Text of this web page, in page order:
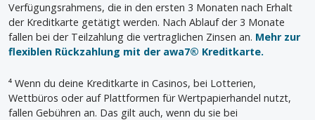
Verfügungsrahmens, die in den ersten 3 Monaten nach Erhalt
der Kreditkarte getätigt werden. Nach Ablauf der 3 Monate
fallen bei der Teilzahlung die vertraglichen Zinsen an. Mehr zur
flexiblen Rückzahlung mit der awa7® Kreditkarte.
⁴ Wenn du deine Kreditkarte in Casinos, bei Lotterien,
Wettbüros oder auf Plattformen für Wertpapierhandel nutzt,
fallen Gebühren an. Das gilt auch, wenn du sie bei